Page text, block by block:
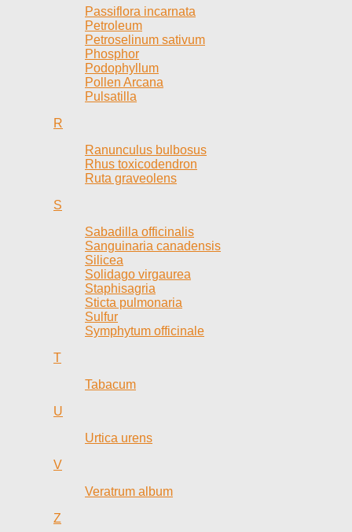
Passiflora incarnata
Petroleum
Petroselinum sativum
Phosphor
Podophyllum
Pollen Arcana
Pulsatilla
R
Ranunculus bulbosus
Rhus toxicodendron
Ruta graveolens
S
Sabadilla officinalis
Sanguinaria canadensis
Silicea
Solidago virgaurea
Staphisagria
Sticta pulmonaria
Sulfur
Symphytum officinale
T
Tabacum
U
Urtica urens
V
Veratrum album
Z